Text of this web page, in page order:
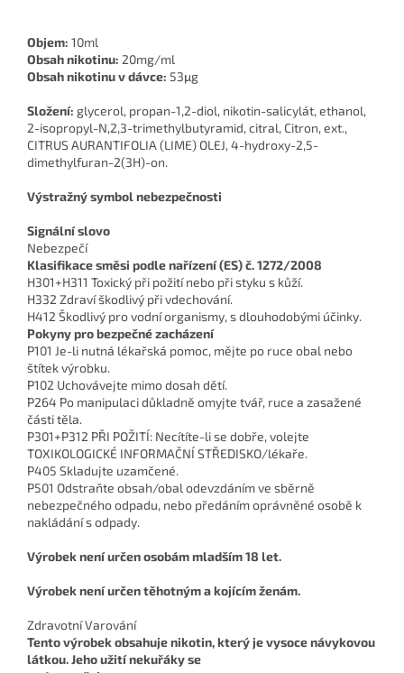
Objem: 10ml
Obsah nikotinu: 20mg/ml
Obsah nikotinu v dávce: 53μg
Složení: glycerol, propan-1,2-diol, nikotin-salicylát, ethanol,
2-isopropyl-N,2,3-trimethylbutyramid, citral, Citron, ext.,
CITRUS AURANTIFOLIA (LIME) OLEJ, 4-hydroxy-2,5-
dimethylfuran-2(3H)-on.
Výstražný symbol nebezpečnosti
Signální slovo
Nebezpečí
Klasifikace směsi podle nařízení (ES) č. 1272/2008
H301+H311 Toxický při požití nebo při styku s kůží.
H332 Zdraví škodlivý při vdechování.
H412 Škodlivý pro vodní organismy, s dlouhodobými účinky.
Pokyny pro bezpečné zacházení
P101 Je-li nutná lékařská pomoc, mějte po ruce obal nebo
štítek výrobku.
P102 Uchovávejte mimo dosah dětí.
P264 Po manipulaci důkladně omyjte tvář, ruce a zasažené
části těla.
P301+P312 PŘI POŽITÍ: Necítíte-li se dobře, volejte
TOXIKOLOGICKÉ INFORMAČNÍ STŘEDISKO/lékaře.
P405 Skladujte uzamčené.
P501 Odstraňte obsah/obal odevzdáním ve sběrně
nebezpečného odpadu, nebo předáním oprávněné osobě k
nakládání s odpady.
Výrobek není určen osobám mladším 18 let.
Výrobek není určen těhotným a kojícím ženám.
Zdravotní Varování
Tento výrobek obsahuje nikotin, který je vysoce návykovou
látkou. Jeho užití nekuřáky se